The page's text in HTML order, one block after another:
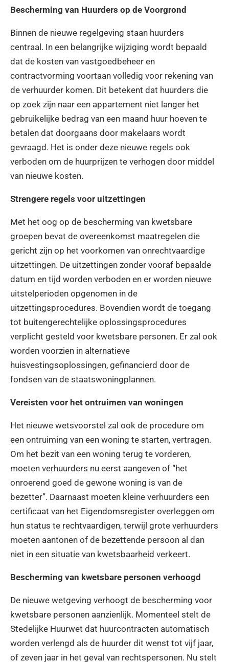
Bescherming van Huurders op de Voorgrond
Binnen de nieuwe regelgeving staan huurders
centraal. In een belangrijke wijziging wordt bepaald
dat de kosten van vastgoedbeheer en
contractvorming voortaan volledig voor rekening van
de verhuurder komen. Dit betekent dat huurders die
op zoek zijn naar een appartement niet langer het
gebruikelijke bedrag van een maand huur hoeven te
betalen dat doorgaans door makelaars wordt
gevraagd. Het is onder deze nieuwe regels ook
verboden om de huurprijzen te verhogen door middel
van nieuwe kosten.
Strengere regels voor uitzettingen
Met het oog op de bescherming van kwetsbare
groepen bevat de overeenkomst maatregelen die
gericht zijn op het voorkomen van onrechtvaardige
uitzettingen. De uitzettingen zonder vooraf bepaalde
datum en tijd worden verboden en er worden nieuwe
uitstelperioden opgenomen in de
uitzettingsprocedures. Bovendien wordt de toegang
tot buitengerechtelijke oplossingsprocedures
verplicht gesteld voor kwetsbare personen. Er zal ook
worden voorzien in alternatieve
huisvestingsoplossingen, gefinancierd door de
fondsen van de staatswoningplannen.
Vereisten voor het ontruimen van woningen
Het nieuwe wetsvoorstel zal ook de procedure om
een ontruiming van een woning te starten, vertragen.
Om het bezit van een woning terug te vorderen,
moeten verhuurders nu eerst aangeven of “het
onroerend goed de gewone woning is van de
bezetter”. Daarnaast moeten kleine verhuurders een
certificaat van het Eigendomsregister overleggen om
hun status te rechtvaardigen, terwijl grote verhuurders
moeten aantonen of de bezettende persoon al dan
niet in een situatie van kwetsbaarheid verkeert.
Bescherming van kwetsbare personen verhoogd
De nieuwe wetgeving verhoogt de bescherming voor
kwetsbare personen aanzienlijk. Momenteel stelt de
Stedelijke Huurwet dat huurcontracten automatisch
worden verlengd als de huurder dit wenst tot vijf jaar,
of zeven jaar in het geval van rechtspersonen. Nu stelt